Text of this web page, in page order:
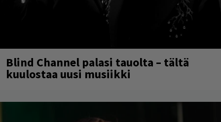
Blind Channel palasi tauolta – tältä
kuulostaa uusi musiikki